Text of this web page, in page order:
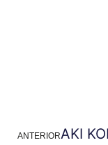
ANTERIORAKI